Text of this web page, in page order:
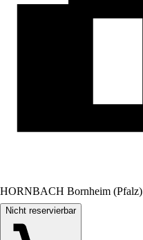
HORNBACH Bornheim (Pfalz)
Nicht reservierbar